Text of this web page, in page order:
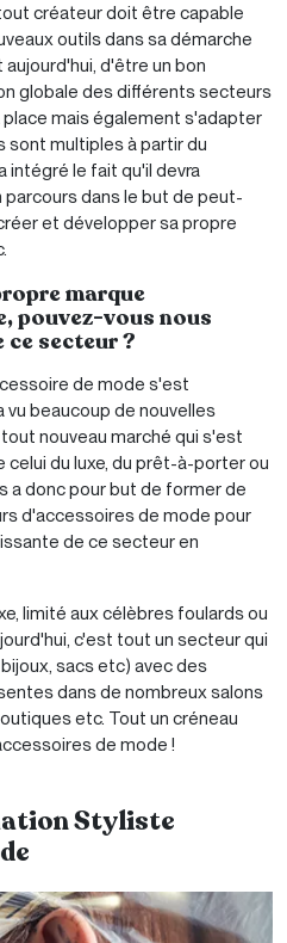
créateur doit être capable
outils dans sa démarche
d'être un bon
globale des différents secteurs
mais également s'adapter
sont multiples à partir du
intégré le fait qu'il devra
dans le but de peut-
et développer sa propre
marque
pouvez-vous nous
secteur ?
de mode s'est
beaucoup de nouvelles
nouveau marché qui s'est
du luxe, du prêt-à-porter ou
a donc pour but de former de
d'accessoires de mode pour
de ce secteur en
limité aux célèbres foulards ou
c'est tout un secteur qui
sacs etc) avec des
dans de nombreux salons
etc. Tout un créneau
de mode !
Styliste